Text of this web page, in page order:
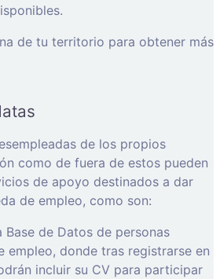
de tu territorio para obtener más
de los propios
como de fuera de estos pueden
de apoyo destinados a dar
de empleo, como son:
Base de Datos de personas
empleo, donde tras registrarse en
incluir su CV para participar